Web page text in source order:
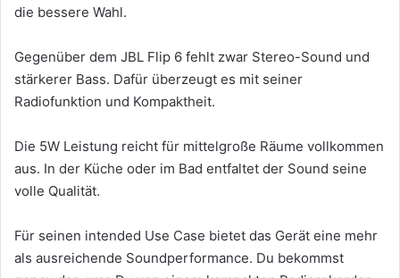
die bessere Wahl.
Gegenüber dem JBL Flip 6 fehlt zwar Stereo-Sound und
stärkerer Bass. Dafür überzeugt es mit seiner
Radiofunktion und Kompaktheit.
Die 5W Leistung reicht für mittelgroße Räume vollkommen
aus. In der Küche oder im Bad entfaltet der Sound seine
volle Qualität.
Für seinen intended Use Case bietet das Gerät eine mehr
als ausreichende Soundperformance. Du bekommst